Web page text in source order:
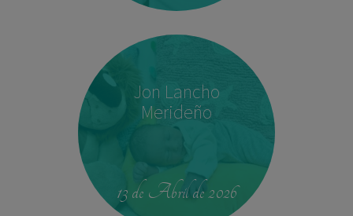
Jon Lancho
Merideño
13 de Abril de 2026